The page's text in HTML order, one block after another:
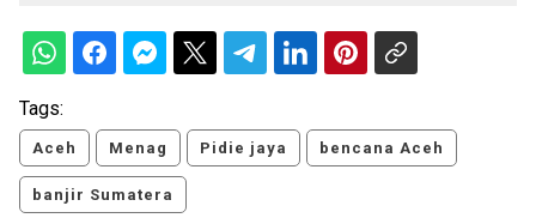
Tags:
Aceh Menag Pidie jaya bencana Aceh
banjir Sumatera